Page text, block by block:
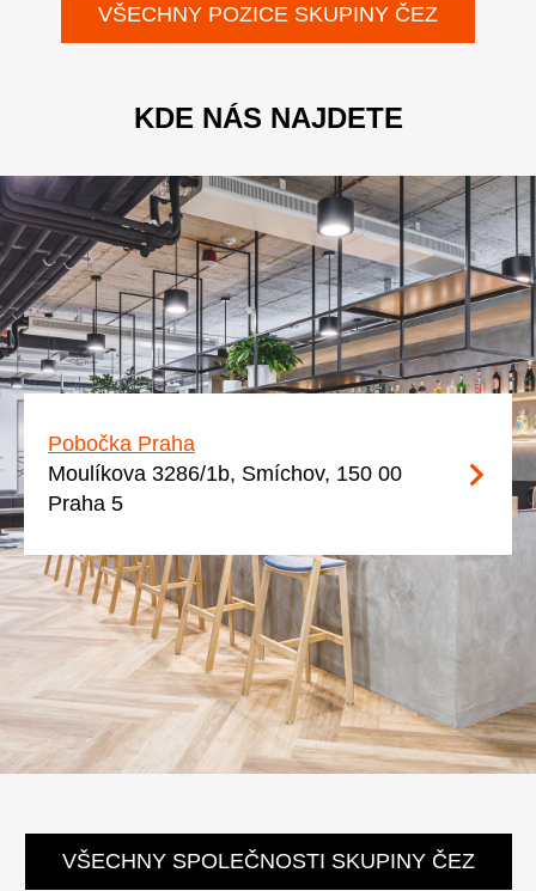
VŠECHNY POZICE SKUPINY ČEZ
KDE NÁS NAJDETE
Pobočka Praha
Moulíkova 3286/1b, Smíchov, 150 00
Praha 5
VŠECHNY SPOLEČNOSTI SKUPINY ČEZ